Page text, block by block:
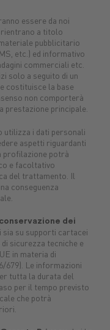
essere da noi
a titolo
pubblicitario
etc.) ed informativo
commerciali etc.
solo a seguito di un
costituisce la base
non comporterà
prestazione principale.
utilizza i dati personali
aspetti riguardanti
profilazione potrà
e facoltativo
del trattamento. Il
conseguenza
dei
sia su supporti cartacei
sicurezza tecniche e
in materia di
679). Le informazioni
tutta la durata del
per il tempo previsto
che potrà